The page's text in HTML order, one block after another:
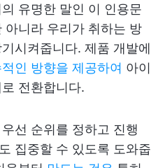
유명한 말인 이 인용문
아니라 우리가 취하는 방
시켜줍니다. 제품 개발에
인 방향을 제공하여 아이
전환합니다.
선 순위를 정하고 진행
집중할 수 있도록 도와줍